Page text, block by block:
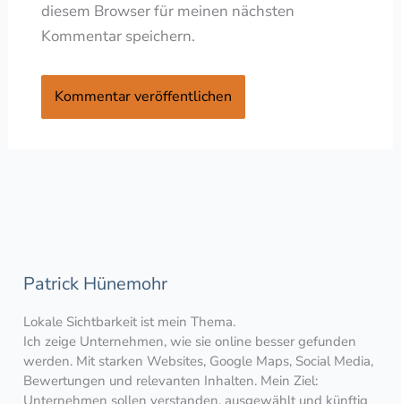
diesem Browser für meinen nächsten
Kommentar speichern.
Patrick Hünemohr
Lokale Sichtbarkeit ist mein Thema.
Ich zeige Unternehmen, wie sie online besser gefunden
werden. Mit starken Websites, Google Maps, Social Media,
Bewertungen und relevanten Inhalten. Mein Ziel: